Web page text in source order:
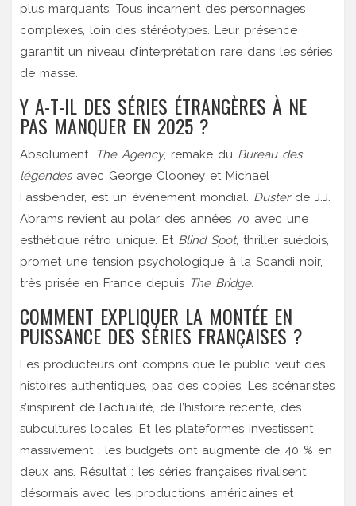
plus marquants. Tous incarnent des personnages
complexes, loin des stéréotypes. Leur présence
garantit un niveau d’interprétation rare dans les séries
de masse.
Y A-T-IL DES SÉRIES ÉTRANGÈRES À NE
PAS MANQUER EN 2025 ?
Absolument. The Agency, remake du Bureau des
légendesavec George Clooney et Michael
Fassbender, est un événement mondial. Dusterde J.J.
Abrams revient au polar des années 70 avec une
esthétique rétro unique. Et Blind Spot, thriller suédois,
promet une tension psychologique à la Scandi noir,
très prisée en France depuis The Bridge.
COMMENT EXPLIQUER LA MONTÉE EN
PUISSANCE DES SÉRIES FRANÇAISES ?
Les producteurs ont compris que le public veut des
histoires authentiques, pas des copies. Les scénaristes
s’inspirent de l’actualité, de l’histoire récente, des
subcultures locales. Et les plateformes investissent
massivement : les budgets ont augmenté de 40 % en
deux ans. Résultat : les séries françaises rivalisent
désormais avec les productions américaines et